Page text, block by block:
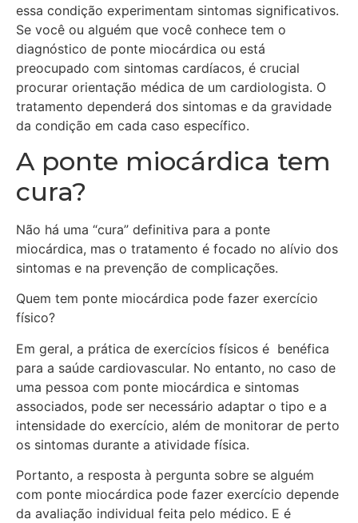
essa condição experimentam sintomas significativos.
Se você ou alguém que você conhece tem o
diagnóstico de ponte miocárdica ou está
preocupado com sintomas cardíacos, é crucial
procurar orientação médica de um cardiologista. O
tratamento dependerá dos sintomas e da gravidade
da condição em cada caso específico.
A ponte miocárdica tem
cura?
Não há uma “cura” definitiva para a ponte
miocárdica, mas o tratamento é focado no alívio dos
sintomas e na prevenção de complicações.
Quem tem ponte miocárdica pode fazer exercício
físico?
Em geral, a prática de exercícios físicos é benéfica
para a saúde cardiovascular. No entanto, no caso de
uma pessoa com ponte miocárdica e sintomas
associados, pode ser necessário adaptar o tipo e a
intensidade do exercício, além de monitorar de perto
os sintomas durante a atividade física.
Portanto, a resposta à pergunta sobre se alguém
com ponte miocárdica pode fazer exercício depende
da avaliação individual feita pelo médico. E é